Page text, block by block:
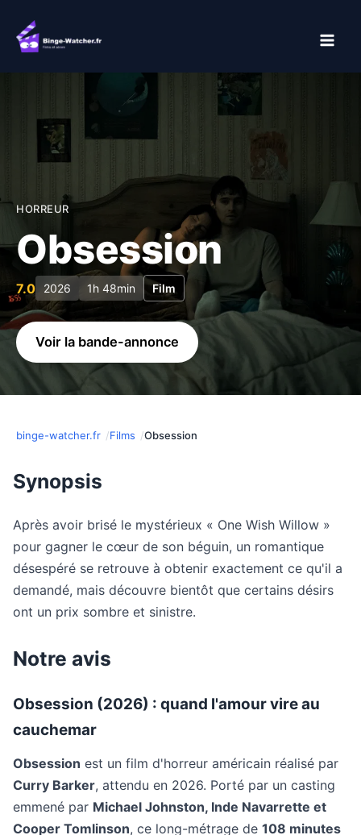
contenu
HORREUR
Obsession
7.0 2026 1h 48min Film
Voir la bande-annonce
binge-watcher.fr Films Obsession
Synopsis
Après avoir brisé le mystérieux « One Wish Willow »
pour gagner le cœur de son béguin, un romantique
désespéré se retrouve à obtenir exactement ce qu'il a
demandé, mais découvre bientôt que certains désirs
ont un prix sombre et sinistre.
Notre avis
Obsession (2026) : quand l'amour vire au
cauchemar
Obsession est un film d'horreur américain réalisé par
Curry Barker, attendu en 2026. Porté par un casting
emmené par Michael Johnston, Inde Navarrette et
Cooper Tomlinson, ce long-métrage de 108 minutes